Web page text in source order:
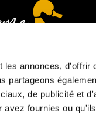
annonces, d'offrir
partageons
de publicité et
fournies ou